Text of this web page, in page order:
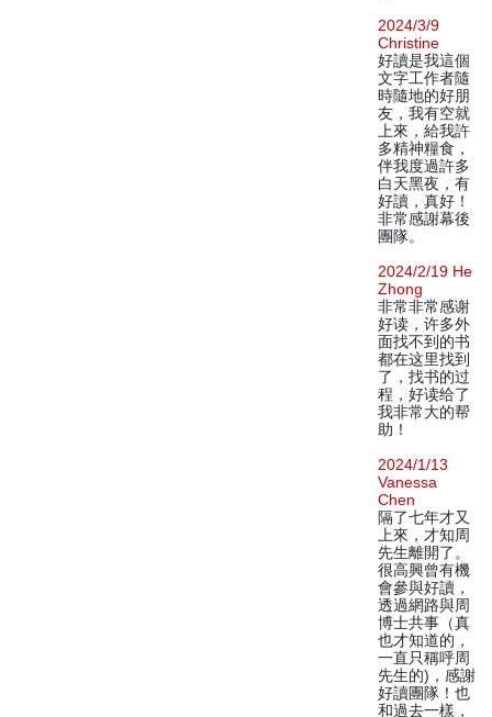
2024/3/9
Christine
好讀是我這個
文字工作者隨
時隨地的好朋
友，我有空就
上來，給我許
多精神糧食，
伴我度過許多
白天黑夜，有
好讀，真好！
非常感謝幕後
團隊。
2024/2/19 He
Zhong
非常非常感谢
好读，许多外
面找不到的书
都在这里找到
了，找书的过
程，好读给了
我非常大的帮
助！
2024/1/13
Vanessa
Chen
隔了七年才又
上來，才知周
先生離開了。
很高興曾有機
會參與好讀，
透過網路與周
博士共事（真
也才知道的，
一直只稱呼周
先生的)，感謝
好讀團隊！也
和過去一樣，